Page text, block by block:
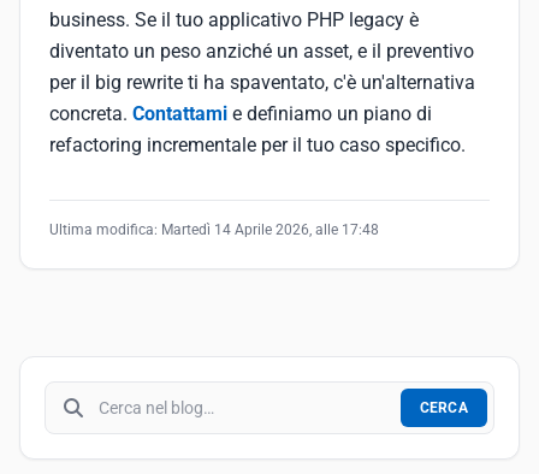
business. Se il tuo applicativo PHP legacy è
diventato un peso anziché un asset, e il preventivo
per il big rewrite ti ha spaventato, c'è un'alternativa
concreta. Contattami e definiamo un piano di
refactoring incrementale per il tuo caso specifico.
Ultima modifica: Martedì 14 Aprile 2026, alle 17:48
Cerca nel blog
CERCA